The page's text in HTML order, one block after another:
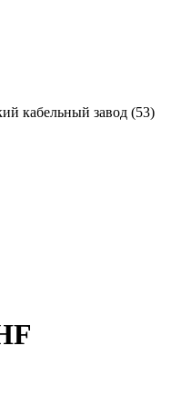
кабельный завод (53)